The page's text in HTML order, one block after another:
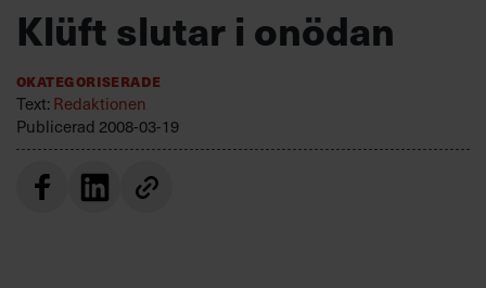
Utbildning för ledare
Chefakademin+
Populära utbildningar
Klüft slutar i onödan
Okategoriserade
Text:Redaktionen
Publicerad 2008-03-19